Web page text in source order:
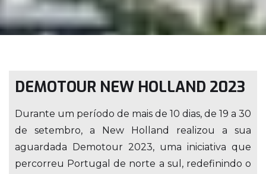
DEMOTOUR NEW HOLLAND 2023
Durante um período de mais de 10 dias, de 19 a 30
de setembro, a New Holland realizou a sua
aguardada Demotour 2023, uma iniciativa que
percorreu Portugal de norte a sul, redefinindo o